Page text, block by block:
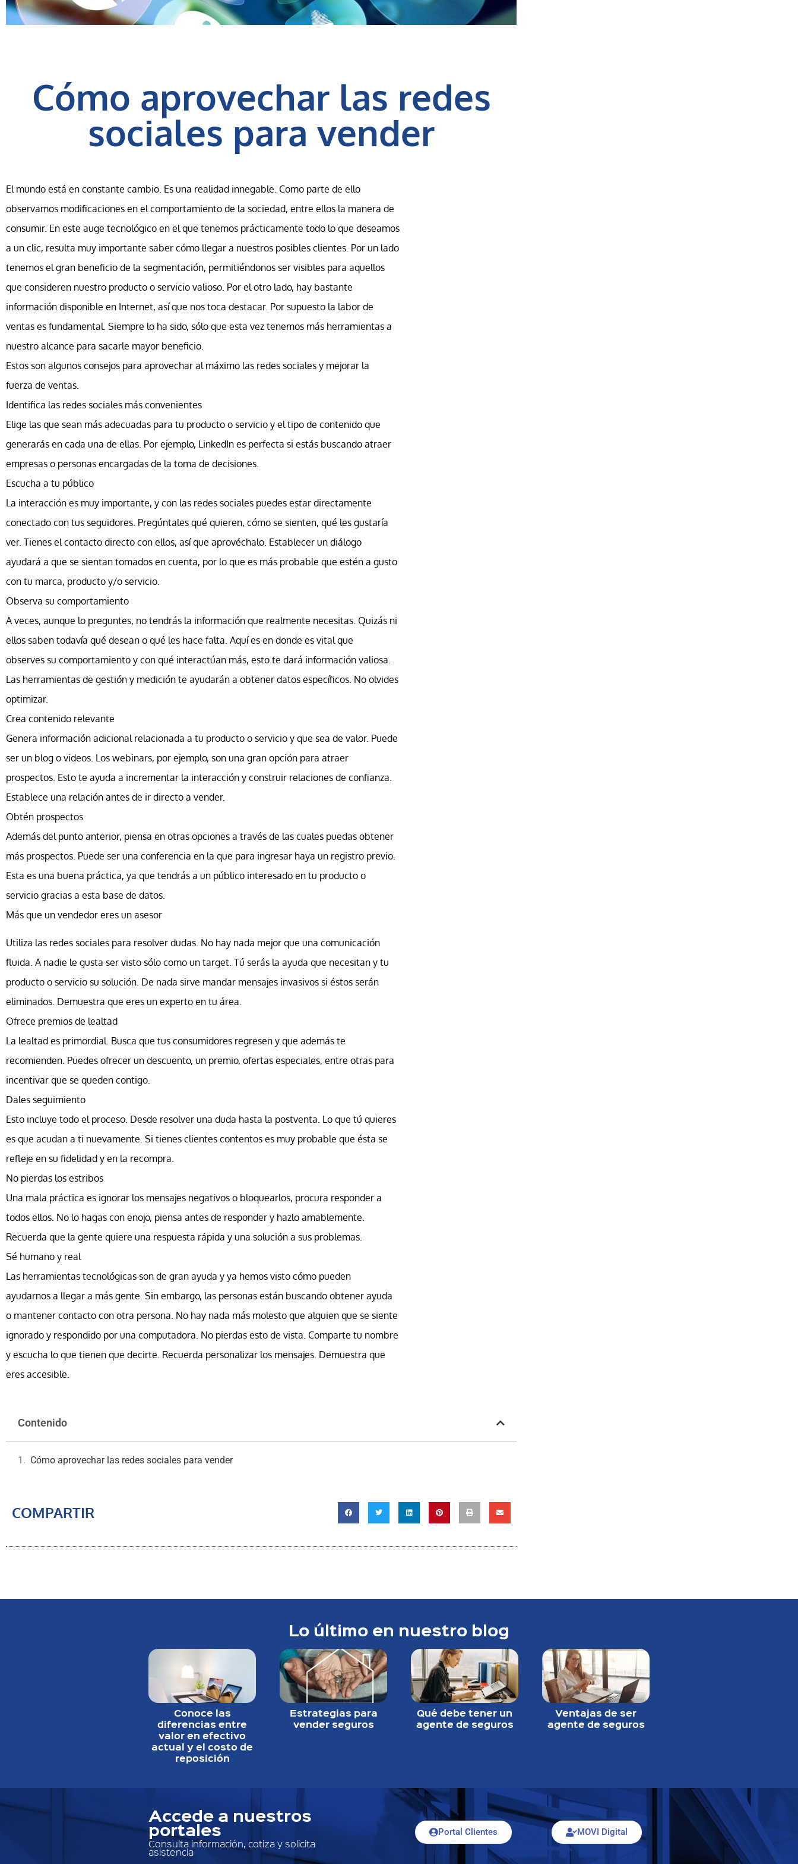
Cómo aprovechar las redes
sociales para vender
El mundo está en constante cambio. Es una realidad innegable. Como parte de ello
observamos modificaciones en el comportamiento de la sociedad, entre ellos la manera de
consumir. En este auge tecnológico en el que tenemos prácticamente todo lo que deseamos
a un clic, resulta muy importante saber cómo llegar a nuestros posibles clientes. Por un lado
tenemos el gran beneficio de la segmentación, permitiéndonos ser visibles para aquellos
que consideren nuestro producto o servicio valioso. Por el otro lado, hay bastante
información disponible en Internet, así que nos toca destacar. Por supuesto la labor de
ventas es fundamental. Siempre lo ha sido, sólo que esta vez tenemos más herramientas a
nuestro alcance para sacarle mayor beneficio.
Estos son algunos consejos para aprovechar al máximo las redes sociales y mejorar la
fuerza de ventas.
Identifica las redes sociales más convenientes
Elige las que sean más adecuadas para tu producto o servicio y el tipo de contenido que
generarás en cada una de ellas. Por ejemplo, LinkedIn es perfecta si estás buscando atraer
empresas o personas encargadas de la toma de decisiones.
Escucha a tu público
La interacción es muy importante, y con las redes sociales puedes estar directamente
conectado con tus seguidores. Pregúntales qué quieren, cómo se sienten, qué les gustaría
ver. Tienes el contacto directo con ellos, así que aprovéchalo. Establecer un diálogo
ayudará a que se sientan tomados en cuenta, por lo que es más probable que estén a gusto
con tu marca, producto y/o servicio.
Observa su comportamiento
A veces, aunque lo preguntes, no tendrás la información que realmente necesitas. Quizás ni
ellos saben todavía qué desean o qué les hace falta. Aquí es en donde es vital que
observes su comportamiento y con qué interactúan más, esto te dará información valiosa.
Las herramientas de gestión y medición te ayudarán a obtener datos específicos. No olvides
optimizar.
Crea contenido relevante
Genera información adicional relacionada a tu producto o servicio y que sea de valor. Puede
ser un blog o videos. Los webinars, por ejemplo, son una gran opción para atraer
prospectos. Esto te ayuda a incrementar la interacción y construir relaciones de confianza.
Establece una relación antes de ir directo a vender.
Obtén prospectos
Además del punto anterior, piensa en otras opciones a través de las cuales puedas obtener
más prospectos. Puede ser una conferencia en la que para ingresar haya un registro previo.
Esta es una buena práctica, ya que tendrás a un público interesado en tu producto o
servicio gracias a esta base de datos.
Más que un vendedor eres un asesor
Utiliza las redes sociales para resolver dudas. No hay nada mejor que una comunicación
fluida. A nadie le gusta ser visto sólo como un target. Tú serás la ayuda que necesitan y tu
producto o servicio su solución. De nada sirve mandar mensajes invasivos si éstos serán
eliminados. Demuestra que eres un experto en tu área.
Ofrece premios de lealtad
La lealtad es primordial. Busca que tus consumidores regresen y que además te
recomienden. Puedes ofrecer un descuento, un premio, ofertas especiales, entre otras para
incentivar que se queden contigo.
Dales seguimiento
Esto incluye todo el proceso. Desde resolver una duda hasta la postventa. Lo que tú quieres
es que acudan a ti nuevamente. Si tienes clientes contentos es muy probable que ésta se
refleje en su fidelidad y en la recompra.
No pierdas los estribos
Una mala práctica es ignorar los mensajes negativos o bloquearlos, procura responder a
todos ellos. No lo hagas con enojo, piensa antes de responder y hazlo amablemente.
Recuerda que la gente quiere una respuesta rápida y una solución a sus problemas.
Sé humano y real
Las herramientas tecnológicas son de gran ayuda y ya hemos visto cómo pueden
ayudarnos a llegar a más gente. Sin embargo, las personas están buscando obtener ayuda
o mantener contacto con otra persona. No hay nada más molesto que alguien que se siente
ignorado y respondido por una computadora. No pierdas esto de vista. Comparte tu nombre
y escucha lo que tienen que decirte. Recuerda personalizar los mensajes. Demuestra que
eres accesible.
Contenido
Cómo aprovechar las redes sociales para vender
COMPARTIR
Lo último en nuestro blog
Conoce las
diferencias entre
valor en efectivo
actual y el costo de
reposición
Estrategias para
vender seguros
Qué debe tener un
agente de seguros
Ventajas de ser
agente de seguros
Accede a nuestros
portales
Consulta información, cotiza y solicita
asistencia
Portal Clientes MOVI Digital